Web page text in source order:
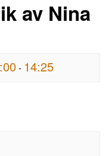
av Nina
- 14:25